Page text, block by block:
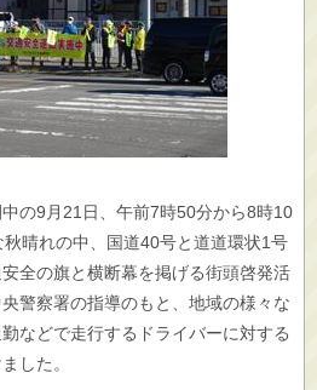
中の9月21日、午前7時50分から8時10
晴れの中、国道40号と道道環状1号
全の旗と横断幕を掲げる街頭啓発活
警察署の指導のもと、地域の様々な
などで走行するドライバーに対する
した。